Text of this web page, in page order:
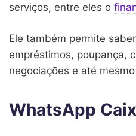
serviços, entre eles o
Ele também permite
empréstimos, poupança,
negociações e até
WhatsApp